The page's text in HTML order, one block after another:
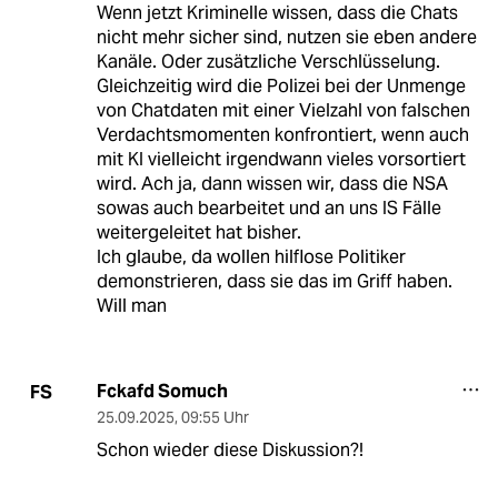
Wenn jetzt Kriminelle wissen, dass die Chats
nicht mehr sicher sind, nutzen sie eben andere
Kanäle. Oder zusätzliche Verschlüsselung.
Gleichzeitig wird die Polizei bei der Unmenge
von Chatdaten mit einer Vielzahl von falschen
Verdachtsmomenten konfrontiert, wenn auch
mit KI vielleicht irgendwann vieles vorsortiert
wird. Ach ja, dann wissen wir, dass die NSA
sowas auch bearbeitet und an uns IS Fälle
weitergeleitet hat bisher.
Ich glaube, da wollen hilflose Politiker
demonstrieren, dass sie das im Griff haben.
Will man
FS Fckafd Somuch
25.09.2025, 09:55 Uhr
Schon wieder diese Diskussion?!